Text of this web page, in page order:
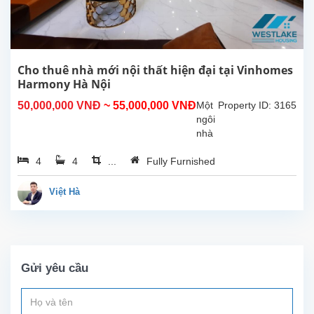
phòng
khách
hợp
vực...
Cho thuê nhà mới nội thất hiện đại tại Vinhomes
Harmony Hà Nội
50,000,000 VNĐ ~ 55,000,000 VNĐ Property ID: 3165
Một
ngôi
nhà
cho
thuê
nhà
4 4 Fully Furnished
Việt Hà
Gửi yêu cầu